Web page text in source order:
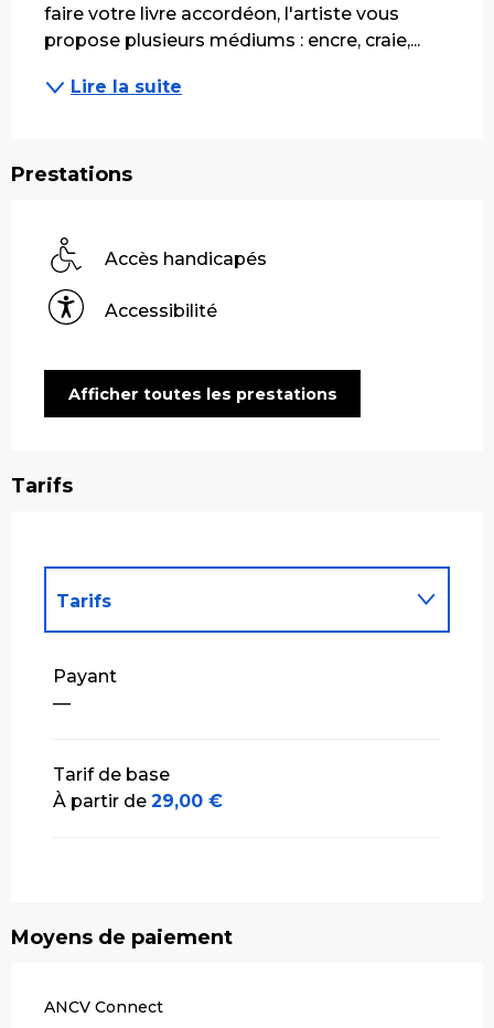
faire votre livre accordéon, l'artiste vous
propose plusieurs médiums : encre, craie,...
Lire la suite
Prestations
Accès handicapés
Accessibilité
Afficher toutes les prestations
Tarifs
Tarifs
Tarifs 2027
Payant
—
Tarif de base
À partir de 29,00 €
Moyens de paiement
ANCV Connect